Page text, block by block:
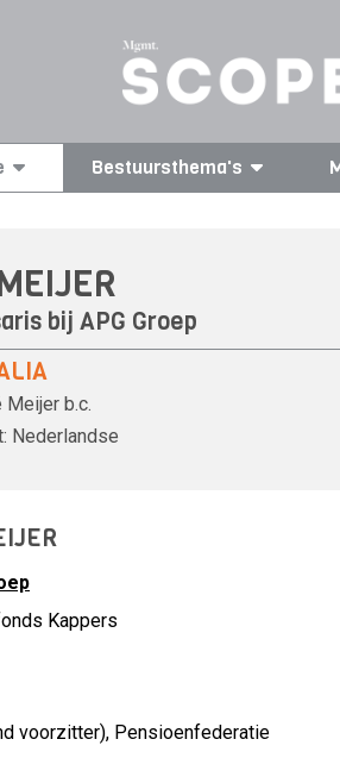
Bestuursthema's
bij APG Groep
Meijer b.c.
Nederlandse
Kappers
voorzitter), Pensioenfederatie